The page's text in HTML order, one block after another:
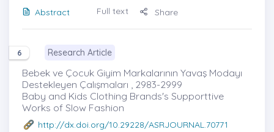
Abstract
Full text Share
6 Research Article
Bebek ve Çocuk Giyim Markalarının Yavaş Modayı
Destekleyen Çalışmaları , 2983-2999
Baby and Kids Clothing Brands's Supporttive
Works of Slow Fashion
http://dx.doi.org/10.29228/ASRJOURNAL.70771